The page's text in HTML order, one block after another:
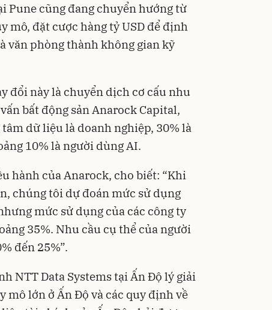
Pune cũng đang chuyển hướng từ
mô, đặt cược hàng tỷ USD để định
văn phòng thành không gian kỹ
đổi này là chuyển dịch cơ cấu nhu
bất động sản Anarock Capital,
dữ liệu là doanh nghiệp, 30% là
10% là người dùng AI.
hành của Anarock, cho biết: “Khi
chúng tôi dự đoán mức sử dụng
mức sử dụng của các công ty
35%. Nhu cầu cụ thể của người
đến 25%”.
NTT Data Systems tại Ấn Độ lý giải
mô lớn ở Ấn Độ và các quy định về